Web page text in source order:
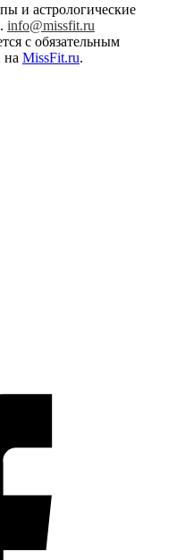
и астрологические
info@missfit.ru
с обязательным
на MissFit.ru.